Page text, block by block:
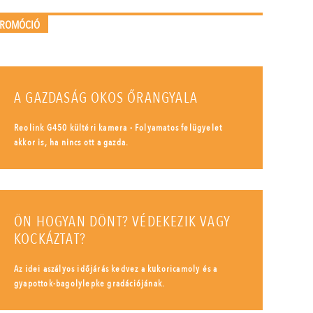
A GAZDASÁG OKOS ŐRANGYALA
Reolink G450 kültéri kamera - Folyamatos felügyelet
akkor is, ha nincs ott a gazda.
ÖN HOGYAN DÖNT? VÉDEKEZIK VAGY
KOCKÁZTAT?
Az idei aszályos időjárás kedvez a kukoricamoly és a
gyapottok-bagolylepke gradációjának.